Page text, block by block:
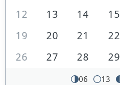
12
13 14 15
19
20 21 22
26
27 28 29
06 13